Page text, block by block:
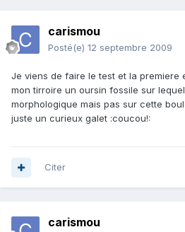
carismou
Posté(e) 12 septembre 2009
Je viens de faire le test et la premiere
mon tirroire un oursin fossile sur
morphologique mais pas sur cette
juste un curieux galet :coucou!:
Citer
carismou